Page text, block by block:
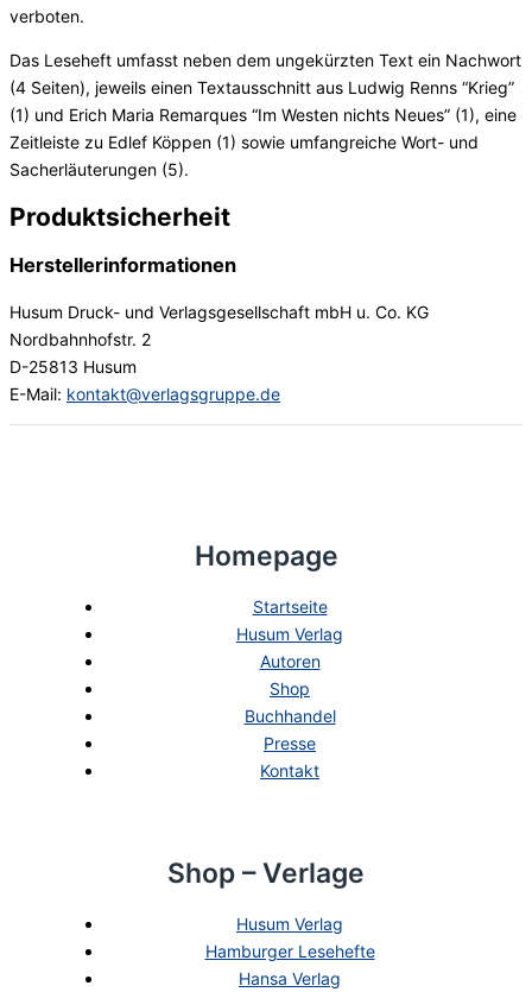
verboten.
Das Leseheft umfasst neben dem ungekürzten Text ein Nachwort
(4 Seiten), jeweils einen Textausschnitt aus Ludwig Renns “Krieg”
(1) und Erich Maria Remarques “Im Westen nichts Neues” (1), eine
Zeitleiste zu Edlef Köppen (1) sowie umfangreiche Wort- und
Sacherläuterungen (5).
Produktsicherheit
Herstellerinformationen
Husum Druck- und Verlagsgesellschaft mbH u. Co. KG
Nordbahnhofstr. 2
D-25813 Husum
E-Mail: kontakt@verlagsgruppe.de
Homepage
Startseite
Husum Verlag
Autoren
Shop
Buchhandel
Presse
Kontakt
Shop – Verlage
Husum Verlag
Hamburger Lesehefte
Hansa Verlag